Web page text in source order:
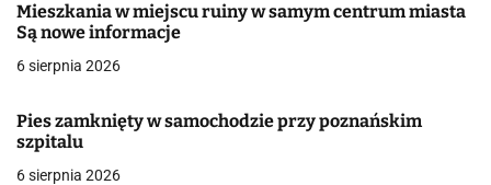
w
p
i
s
Mieszkania w miejscu ruiny w samym centrum miasta
Są nowe informacje
6 sierpnia 2026
Pies zamknięty w samochodzie przy poznańskim
szpitalu
6 sierpnia 2026